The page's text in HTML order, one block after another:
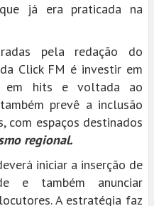
já era praticada na
pela redação do
Click FM é investir em
em hits e voltada ao
prevê a inclusão
com espaços destinados
regional.
iniciar a inserção de
e também anunciar
A estratégia faz